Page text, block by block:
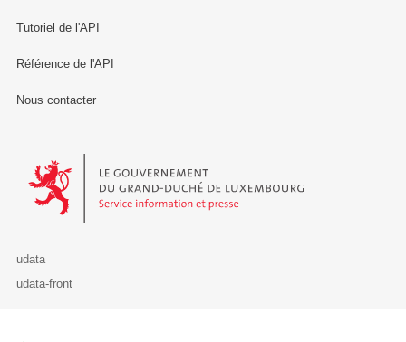
Tutoriel de l'API
Référence de l'API
Nous contacter
Le Gouvernement du Grand-Duché de Luxembourg - Service
udata
udata-front